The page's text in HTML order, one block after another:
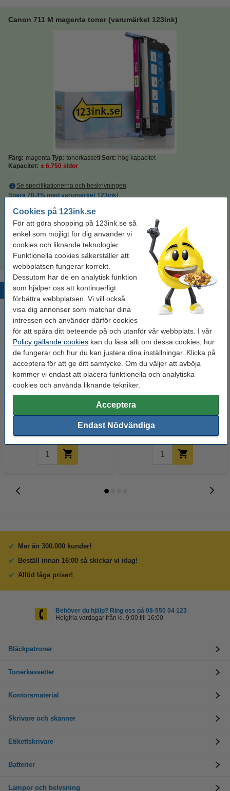
Cookies på 123ink.se
För att göra shopping på 123ink.se så
enkel som möjligt för dig använder vi
cookies och liknande teknologier.
Funktionella cookies säkerställer att
webbplatsen fungerar korrekt.
Dessutom har de en analytisk funktion
som hjälper oss att kontinuerligt
förbättra webbplatsen. Vi vill också
visa dig annonser som matchar dina
intressen och använder därför cookies
för att spåra ditt beteende på och utanför vår webbplats. I vår
Policy gällande cookies kan du läsa allt om dessa cookies, hur
de fungerar och hur du kan justera dina inställningar. Klicka på
acceptera för att ge ditt samtycke. Om du väljer att avböja
kommer vi endast att placera funktionella och analytiska
cookies och använda liknande tekniker.
Acceptera
Endast Nödvändiga
Canon 711 M magenta toner (varumärket 123ink)
Färg: magenta Typ: tonerkassett Sort: hög kapacitet
Kapacitet: ± 6.750 sidor
Se specifikationerna och beskrivningen
Spara70,4%med varumärket 123ink!
i lager
Beställ nu så skickar vi idag!
Per sida 0,07 kr
500 kr Beställ
Populära produkter
Canon 711 BK svart toner
Inkl. 25% Moms
Canon 711 C cyan toner
1 500 kr
Mer än 300.000 kunder!
Beställ innan 16:00 så skickar vi idag!
Alltid låga priser!
Behöver du hjälp? Ring oss på 08-550 04 123
Helgfria vardagar från kl. 9:00 till 16:00
Bläckpatroner
Tonerkassetter
Kontorsmaterial
Skrivare och skanner
Etikettskrivare
Batterier
Lampor och belysning